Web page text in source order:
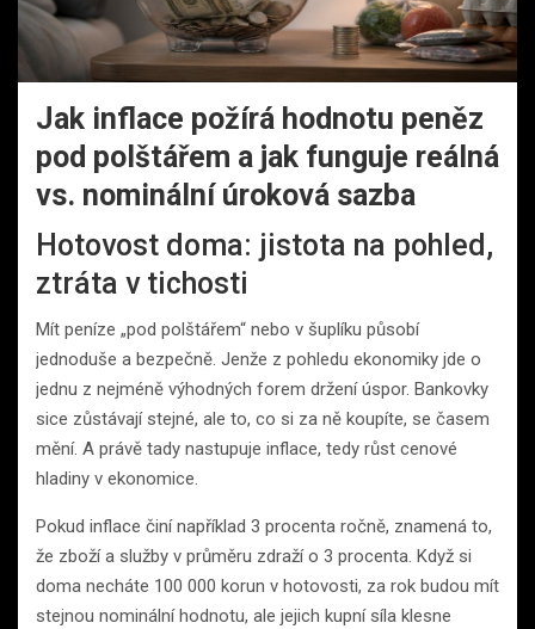
Jak inflace požírá hodnotu peněz
pod polštářem a jak funguje reálná
vs. nominální úroková sazba
Hotovost doma: jistota na pohled,
ztráta v tichosti
Mít peníze „pod polštářem“ nebo v šuplíku působí
jednoduše a bezpečně. Jenže z pohledu ekonomiky jde o
jednu z nejméně výhodných forem držení úspor. Bankovky
sice zůstávají stejné, ale to, co si za ně koupíte, se časem
mění. A právě tady nastupuje inflace, tedy růst cenové
hladiny v ekonomice.
Pokud inflace činí například 3 procenta ročně, znamená to,
že zboží a služby v průměru zdraží o 3 procenta. Když si
doma necháte 100 000 korun v hotovosti, za rok budou mít
stejnou nominální hodnotu, ale jejich kupní síla klesne